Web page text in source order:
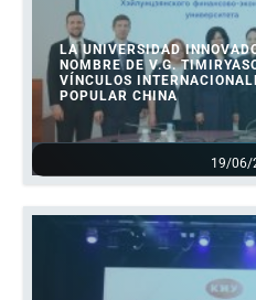
19/06/
LA UNIVERSIDAD
NOMBRE DE V.G.
VÍNCULOS
POPULAR CHINA